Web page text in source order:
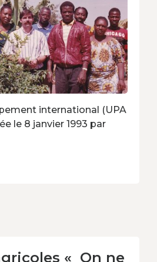
international (UPA
le 8 janvier 1993 par
« ​​​​​​​ On ne